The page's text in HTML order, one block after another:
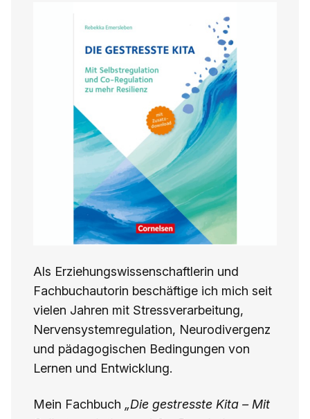
Als Erziehungswissenschaftlerin und
Fachbuchautorin beschäftige ich mich seit
vielen Jahren mit Stressverarbeitung,
Nervensystemregulation, Neurodivergenz
und pädagogischen Bedingungen von
Lernen und Entwicklung.
Mein Fachbuch „Die gestresste Kita – Mit